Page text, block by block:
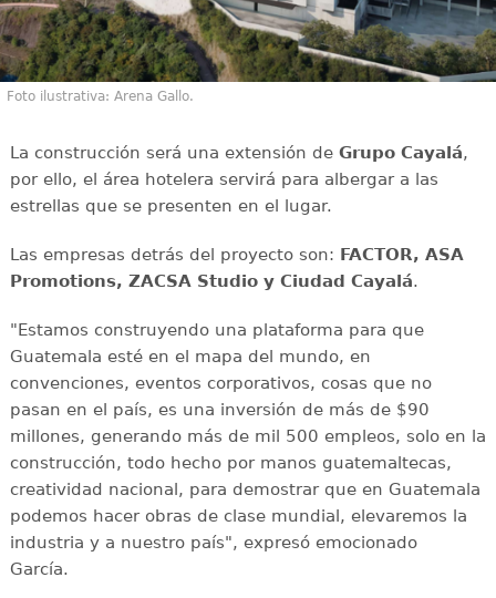
Foto ilustrativa: Arena Gallo.
La construcción será una extensión de Grupo Cayalá,
por ello, el área hotelera servirá para albergar a las
estrellas que se presenten en el lugar.
Las empresas detrás del proyecto son: FACTOR, ASA
Promotions, ZACSA Studio y Ciudad Cayalá.
"Estamos construyendo una plataforma para que
Guatemala esté en el mapa del mundo, en
convenciones, eventos corporativos, cosas que no
pasan en el país, es una inversión de más de $90
millones, generando más de mil 500 empleos, solo en la
construcción, todo hecho por manos guatemaltecas,
creatividad nacional, para demostrar que en Guatemala
podemos hacer obras de clase mundial, elevaremos la
industria y a nuestro país", expresó emocionado
García.